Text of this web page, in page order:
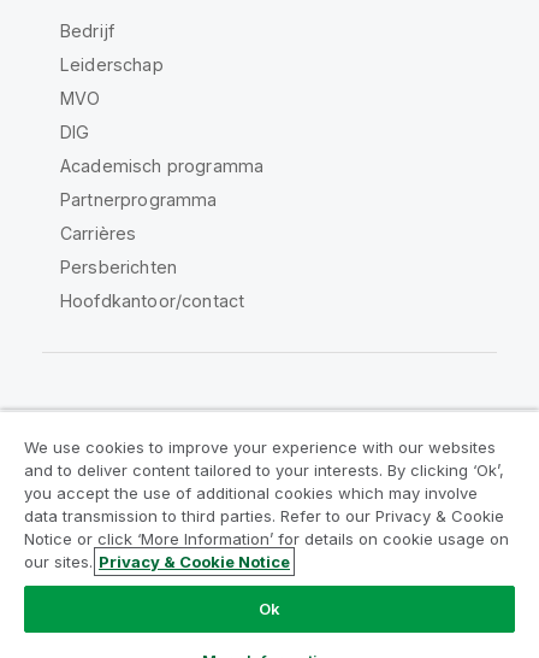
Bedrijf
Leiderschap
MVO
DIG
Academisch programma
Partnerprogramma
Carrières
Persberichten
Hoofdkantoor/contact
Juridische overeenkomsten
Productvoorwaarden
Legal Policies
Legal Policies
Gebruiksvoorwaarden
Handelsmerken
Do Not Share My Info
Copyright © 1993-2026 QlikTech International AB. Alle
We use cookies to improve your experience with our websites
and to deliver content tailored to your interests. By clicking ‘Ok’,
you accept the use of additional cookies which may involve
data transmission to third parties. Refer to our Privacy & Cookie
Notice or click ‘More Information’ for details on cookie usage on
our sites. Privacy & Cookie Notice
Ok